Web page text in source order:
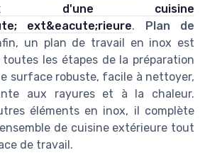
d'une cuisine
ext&eacute;rieure.
Plan de
un plan de travail en inox est
toutes les étapes de la préparation
surface robuste, facile à nettoyer,
aux rayures et à la chaleur.
éléments en inox, il complète
de cuisine extérieure tout
de travail.